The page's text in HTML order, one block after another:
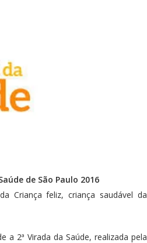
de São Paulo 2016
Criança feliz, criança saudável da
2ª Virada da Saúde, realizada pela